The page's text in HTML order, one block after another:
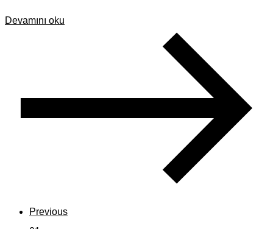
Devamını oku
Previous